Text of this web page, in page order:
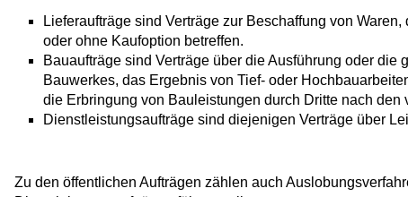
Lieferaufträge sind Verträge zur Beschaffung von
oder ohne Kaufoption betreffen.
Bauaufträge sind Verträge über die Ausführung oder
Bauwerkes, das Ergebnis von Tief- oder
die Erbringung von Bauleistungen durch Dritte nach
Dienstleistungsaufträge sind diejenigen Verträge über
Zu den öffentlichen Aufträgen zählen auch